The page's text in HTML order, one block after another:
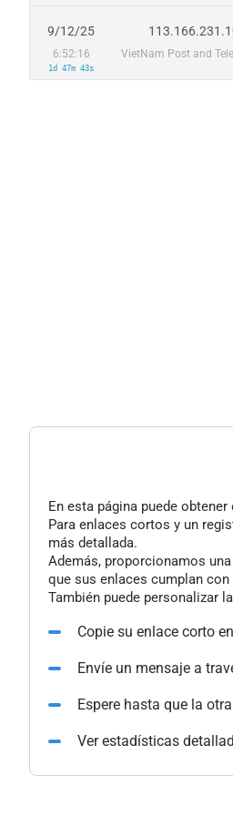
9/12/25
6:52:16
1d 47m 43s
En esta página puede
Para enlaces cortos y un
más detallada.
Además, proporcionamos
que sus enlaces cumplan
También puede personalizar
Copie su enlace corto
Envíe un mensaje a
Espere hasta que la
Ver estadísticas